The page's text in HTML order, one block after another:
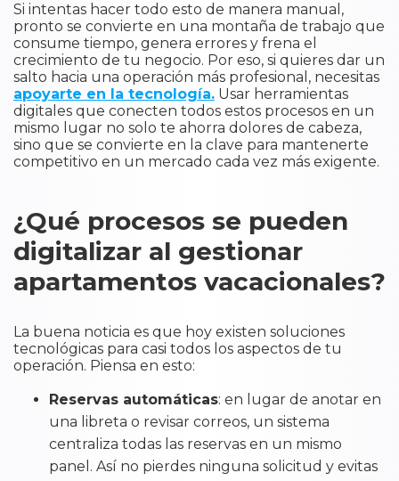
Si intentas hacer todo esto de manera manual,
pronto se convierte en una montaña de trabajo que
consume tiempo, genera errores y frena el
crecimiento de tu negocio. Por eso, si quieres dar un
salto hacia una operación más profesional, necesitas
apoyarte en la tecnología. Usar herramientas
digitales que conecten todos estos procesos en un
mismo lugar no solo te ahorra dolores de cabeza,
sino que se convierte en la clave para mantenerte
competitivo en un mercado cada vez más exigente.
¿Qué procesos se pueden
digitalizar al gestionar
apartamentos vacacionales?
La buena noticia es que hoy existen soluciones
tecnológicas para casi todos los aspectos de tu
operación. Piensa en esto:
Reservas automáticas: en lugar de anotar en
una libreta o revisar correos, un sistema
centraliza todas las reservas en un mismo
panel. Así no pierdes ninguna solicitud y evitas